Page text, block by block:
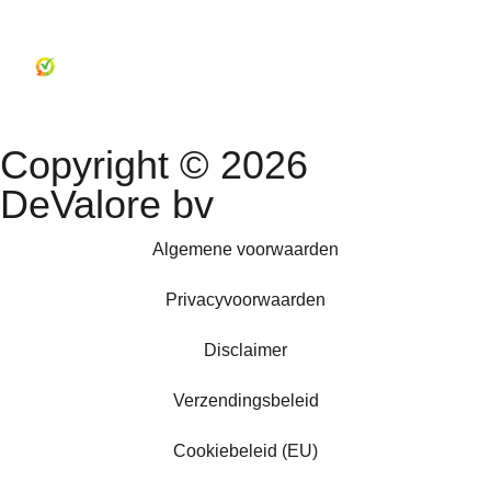
Copyright © 2026
DeValore bv
Algemene voorwaarden
Privacyvoorwaarden
Disclaimer
Verzendingsbeleid
Cookiebeleid (EU)